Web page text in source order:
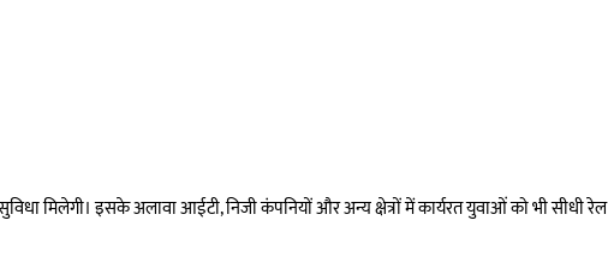
मिलेगी। इसके अलावा आईटी, निजी कंपनियों और अन्य क्षेत्रों में कार्यरत युवाओं को भी सीधी रेल